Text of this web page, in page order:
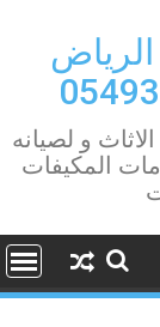
و لصيانه
المكيفات